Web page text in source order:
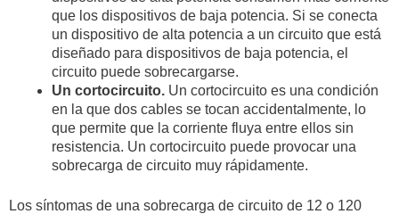
que los dispositivos de baja potencia. Si se conecta
un dispositivo de alta potencia a un circuito que está
diseñado para dispositivos de baja potencia, el
circuito puede sobrecargarse.
Un cortocircuito. Un cortocircuito es una condición
en la que dos cables se tocan accidentalmente, lo
que permite que la corriente fluya entre ellos sin
resistencia. Un cortocircuito puede provocar una
sobrecarga de circuito muy rápidamente.
Los síntomas de una sobrecarga de circuito de 12 o 120